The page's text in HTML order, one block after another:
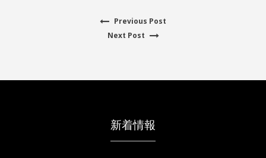
ナ
Previous Post
Next Post
Next
新着情報